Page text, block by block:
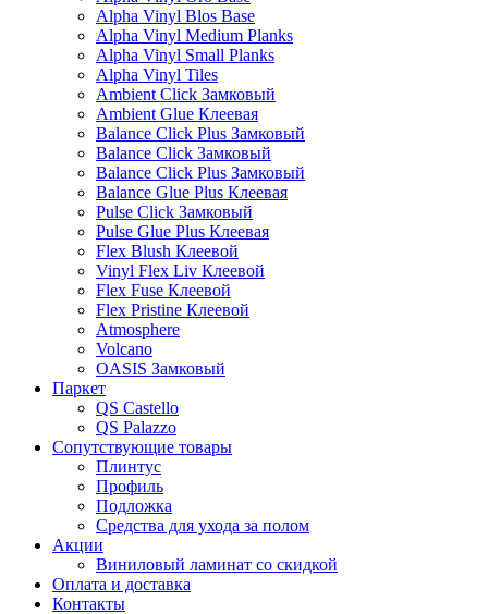
Alpha Vinyl Blos Base
Alpha Vinyl Medium Planks
Alpha Vinyl Small Planks
Alpha Vinyl Tiles
Ambient Click Замковый
Ambient Glue Клеевая
Balance Click Plus Замковый
Balance Click Замковый
Balance Click Plus Замковый
Balance Glue Plus Клеевая
Pulse Click Замковый
Pulse Glue Plus Клеевая
Flex Blush Клеевой
Vinyl Flex Liv Клеевой
Flex Fuse Клеевой
Flex Pristine Клеевой
Atmosphere
Volcano
OASIS Замковый
Паркет
QS Castello
QS Palazzo
Сопутствующие товары
Плинтус
Профиль
Подложка
Средства для ухода за полом
Акции
Виниловый ламинат со скидкой
Оплата и доставка
Контакты